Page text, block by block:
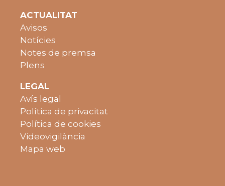
ACTUALITAT
Avisos
Notícies
Notes de premsa
Plens
LEGAL
Avís legal
Política de privacitat
Política de cookies
Videovigilància
Mapa web